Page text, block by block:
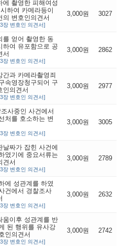
에 촬영한 피해여성
하여 카메라등이
의 변호인의견서
장 변호인 의견서]
3,000원 3027
를 얻어 촬영한 동
하여 유포함으로 공
서
장 변호인 의견서]
3,000원 2862
간과 카메라촬영죄
속영장청구되어 구
인의견서
장 변호인 의견서]
3,000원 2977
사중인 사건에서
처를 호소하는 변
장 변호인 의견서]
3,000원 3005
날짜가 잡힌 사건에
였기에 중요서류는
견서
장 변호인 의견서]
3,000원 2789
에 성관계를 하였
건에서 경찰조사
장 변호인 의견서]
3,000원 2632
움이후 성관계를 반
된 행위를 유사강
인의견서
장 변호인 의견서]
3,000원 2742